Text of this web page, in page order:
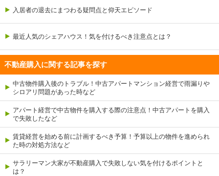
入居者の退去にまつわる疑問点と仰天エピソード
最近人気のシェアハウス！気を付けるべき注意点とは？
不動産購入に関する記事を探す
中古物件購入後のトラブル！中古アパートマンション経営で雨漏りや
シロアリ問題があった時など
アパート経営で中古物件を購入する際の注意点！中古アパートを購入
で失敗したなど
賃貸経営を始める前に計画するべき予算！予算以上の物件を進められ
た時の対処方法など
サラリーマン大家が不動産購入で失敗しない気を付けるポイントと
は？